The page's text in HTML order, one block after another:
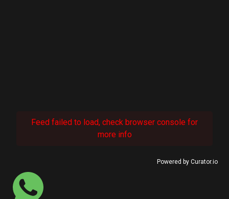
Feed failed to load, check browser console for
more info
Powered by Curator.io